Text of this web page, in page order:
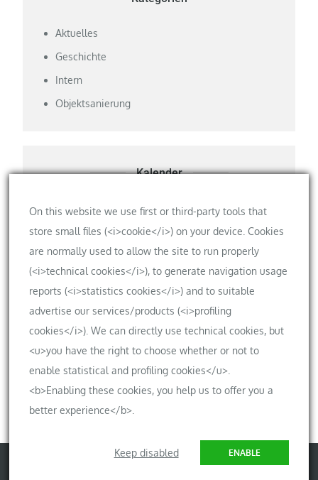
Aktuelles
Geschichte
Intern
Objektsanierung
Kalender
Privater Kalender der Bauherren
Meta
Anmelden
Eintrags-Feed
Kommentar-Feed
Copyright © 2026Zuhause in Molsdorf
On this website we use first or third-party tools that
store small files (<i>cookie</i>) on your device. Cookies
are normally used to allow the site to run properly
(<i>technical cookies</i>), to generate navigation usage
reports (<i>statistics cookies</i>) and to suitable
advertise our services/products (<i>profiling
cookies</i>). We can directly use technical cookies, but
<u>you have the right to choose whether or not to
enable statistical and profiling cookies</u>.
<b>Enabling these cookies, you help us to offer you a
better experience</b>.
ENABLE
Keep disabled